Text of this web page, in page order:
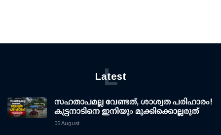
Latest
L
സഹതാപമല്ല വേണ്ടത്, ശാശ്വത പരിഹാരം!
കുട്ടനാടിനെ ഇനിയും മുക്കിക്കൊല്ലരുത്
06 August